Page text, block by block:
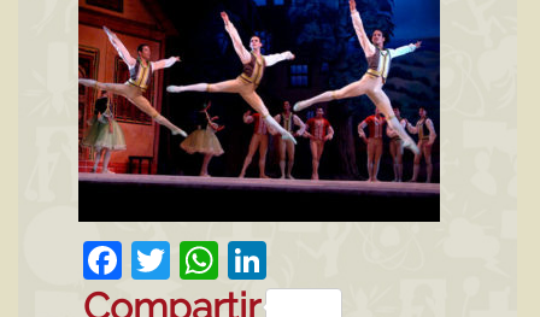
Facebook
TwitterWhatsApp
Compartir